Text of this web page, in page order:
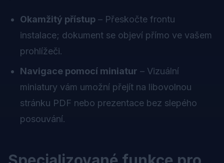
Okamžitý přístup – Přeskočte frontu
instalace; dokument se objeví přímo ve vašem
prohlížeči.
Navigace pomocí miniatur – Vizuální
miniatury vám umožní přejít na libovolnou
stránku PDF nebo prezentace bez slepého
posouvání.